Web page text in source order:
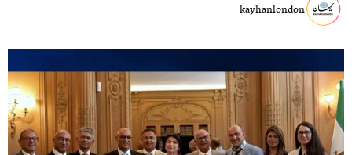
kayhanlondon